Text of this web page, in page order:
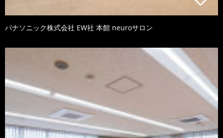
パナソニック株式会社 EW社 本館 neuroサロン